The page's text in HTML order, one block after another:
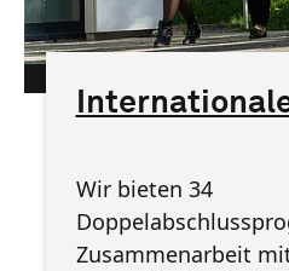
Wir bieten 34
Zusammenarbeit